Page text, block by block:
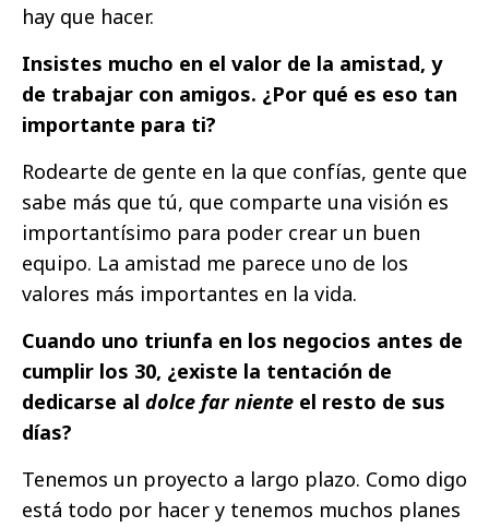
hay que hacer.
Insistes mucho en el valor de la amistad, y
de trabajar con amigos. ¿Por qué es eso tan
importante para ti?
Rodearte de gente en la que confías, gente que
sabe más que tú, que comparte una visión es
importantísimo para poder crear un buen
equipo. La amistad me parece uno de los
valores más importantes en la vida.
Cuando uno triunfa en los negocios antes de
cumplir los 30, ¿existe la tentación de
dedicarse al dolce far niente el resto de sus
días?
Tenemos un proyecto a largo plazo. Como digo
está todo por hacer y tenemos muchos planes